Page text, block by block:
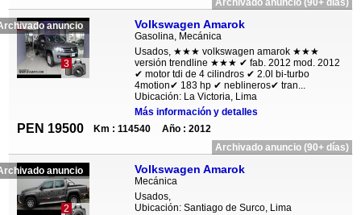
Archivado anuncio (90+ días)
anuncio
3
Volkswagen Amarok
Gasolina, Mecánica
Usados, ★★★ volkswagen amarok ★★★
versión trendline ★★★ ✔ fab. 2012 mod. 2012
✔ motor tdi de 4 cilindros ✔ 2.0l bi-turbo
4motion✔ 183 hp ✔ neblineros✔ tran...
Ubicación: La Victoria, Lima
Más información y detalles
PEN 19500 Km : 114540
Año : 2012
Archivado anuncio (90+ días)
anuncio
2
Volkswagen Amarok
Mecánica
Usados,
Ubicación: Santiago de Surco, Lima